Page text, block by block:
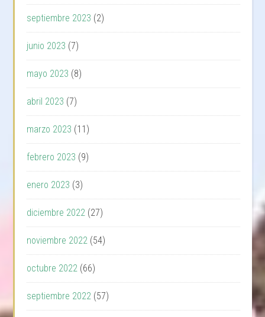
septiembre 2023 (2)
junio 2023 (7)
mayo 2023 (8)
abril 2023 (7)
marzo 2023 (11)
febrero 2023 (9)
enero 2023 (3)
diciembre 2022 (27)
noviembre 2022 (54)
octubre 2022 (66)
septiembre 2022 (57)